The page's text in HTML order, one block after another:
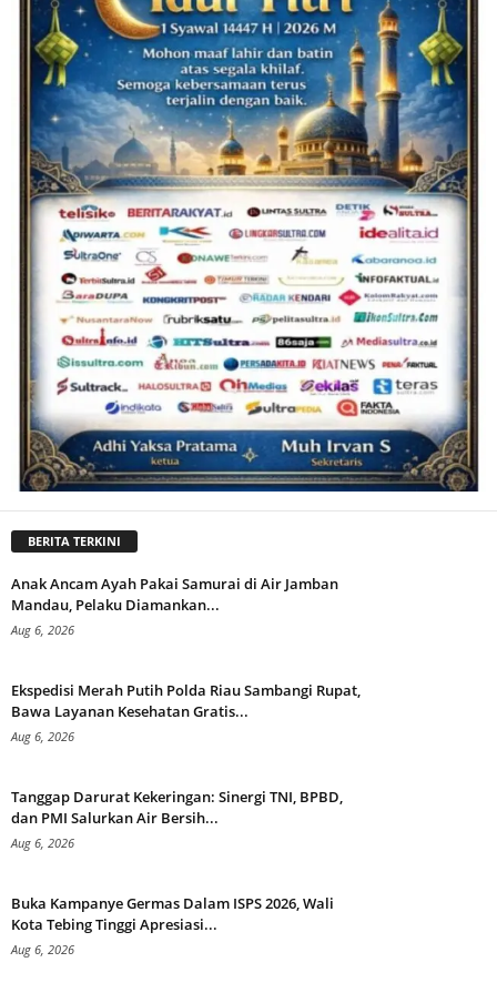
BERITA TERKINI
Anak Ancam Ayah Pakai Samurai di Air Jamban
Mandau, Pelaku Diamankan...
Aug 6, 2026
Ekspedisi Merah Putih Polda Riau Sambangi Rupat,
Bawa Layanan Kesehatan Gratis...
Aug 6, 2026
Tanggap Darurat Kekeringan: Sinergi TNI, BPBD,
dan PMI Salurkan Air Bersih...
Aug 6, 2026
Buka Kampanye Germas Dalam ISPS 2026, Wali
Kota Tebing Tinggi Apresiasi...
Aug 6, 2026